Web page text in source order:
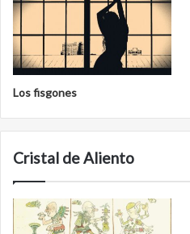
Los fisgones
Cristal de Aliento